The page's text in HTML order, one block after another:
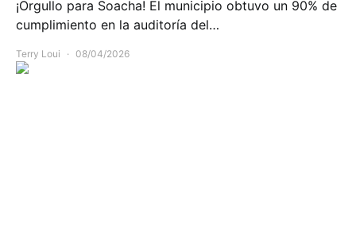
¡Orgullo para Soacha! El municipio obtuvo un 90% de
cumplimiento en la auditoría del…
Terry Loui 08/04/2026